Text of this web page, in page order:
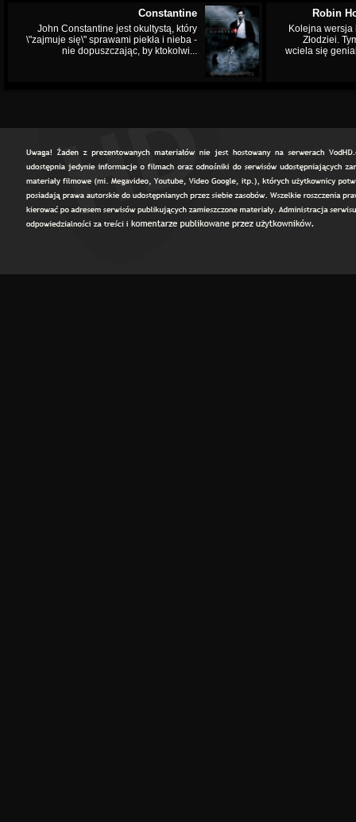
Constantine
John Constantine jest okultystą, który
\"zajmuje się\" sprawami piekła i nieba -
nie dopuszczając, by ktokolwi...
Robin
Kolejna wersja
Złodziei.
wciela się